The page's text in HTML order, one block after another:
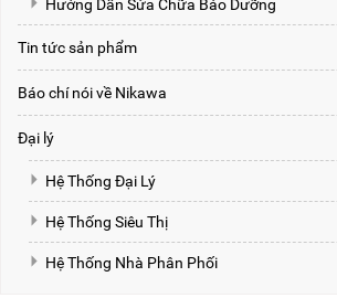
Hướng Dẫn Sửa Chữa Bảo Dưỡng
Tin tức sản phẩm
Báo chí nói về Nikawa
Đại lý
Hệ Thống Đại Lý
Hệ Thống Siêu Thị
Hệ Thống Nhà Phân Phối